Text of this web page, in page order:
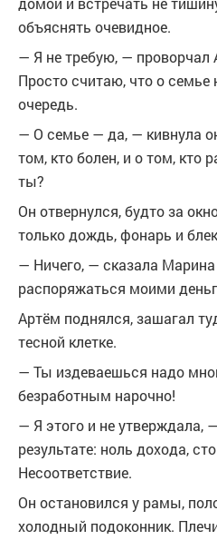
объяснять очевидное.
— Я не требую, —
Просто считаю, что о
очередь.
— О семье — да, — кивнула
том, кто болен, и о том, кто
ты?
Он отвернулся, будто за
только дождь, фонарь и
— Ничего, — сказала
распоряжаться моими
Артём поднялся, зашагал
тесной клетке.
— Ты издеваешься надо
безработным нарочно!
— Я этого и не утверждала,
результате: ноль дохода,
Несоответствие.
Он остановился у рамы,
холодный подоконник.